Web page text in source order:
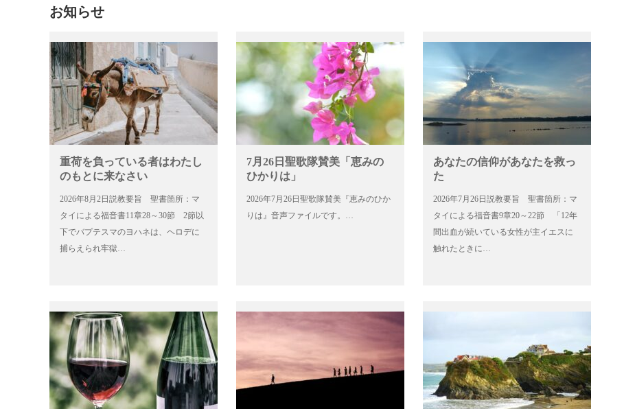
お知らせ
重荷を負っている者はわたし
のもとに来なさい
2026年8月2日説教要旨 聖書箇所：マ
タイによる福音書11章28～30節 2節以
下でバプテスマのヨハネは、ヘロデに
捕らえられ牢獄…
7月26日聖歌隊賛美「恵みの
ひかりは」
2026年7月26日聖歌隊賛美『恵みのひか
りは』音声ファイルです。…
あなたの信仰があなたを救っ
た
2026年7月26日説教要旨 聖書箇所：マ
タイによる福音書9章20～22節 「12年
間出血が続いている女性が主イエスに
触れたときに…